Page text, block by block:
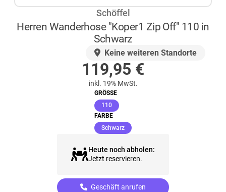
Schöffel
Herren Wanderhose "Koper1 Zip Off" 110 in
Schwarz
Keine weiteren Standorte
119,95 €
inkl. 19% MwSt.
GRÖSSE
110(ausgewählt)
FARBE
Schwarz(ausgewählt)
Heute noch abholen:
Jetzt reservieren.
Geschäft anrufen